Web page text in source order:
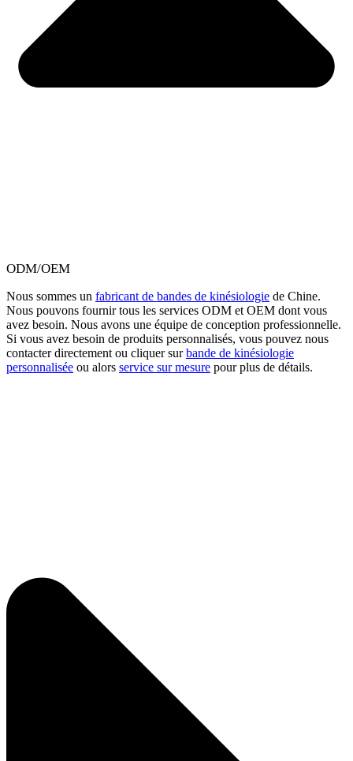
ODM/OEM
Nous sommes un fabricant de bandes de kinésiologie de Chine.
Nous pouvons fournir tous les services ODM et OEM dont vous
avez besoin. Nous avons une équipe de conception professionnelle.
Si vous avez besoin de produits personnalisés, vous pouvez nous
contacter directement ou cliquer surbande de kinésiologie
personnalisée ou alors service sur mesure pour plus de détails.